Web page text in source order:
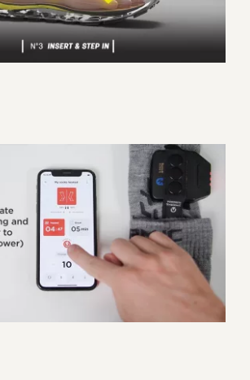
Corporate
IC – Guide
de l’application
Corporate